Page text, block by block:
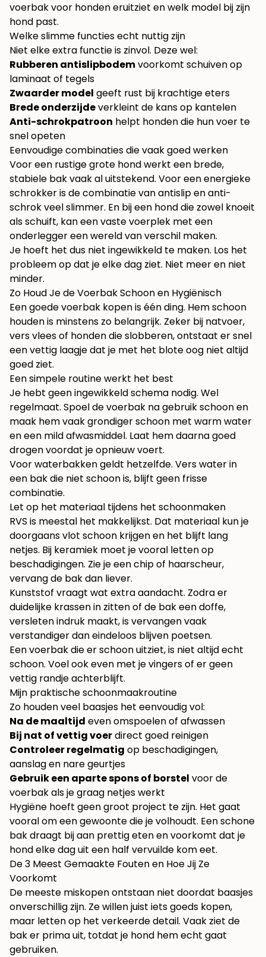
voerbak voor hondeneruitziet en welk model bij zijn
hond past.
Welke slimme functies echt nuttig zijn
Niet elke extra functie is zinvol. Deze wel:
Rubberen antislipbodemvoorkomt schuiven op
laminaat of tegels
Zwaarder model geeft rust bij krachtige eters
Brede onderzijdeverkleint de kans op kantelen
Anti-schrokpatroon helpt honden die hun voer te
snel opeten
Eenvoudige combinaties die vaak goed werken
Voor een rustige grote hond werkt een brede,
stabiele bak vaak al uitstekend. Voor een energieke
schrokker is de combinatie van antislip en anti-
schrok veel slimmer. En bij een hond die zowel knoeit
als schuift, kan een vaste voerplek met een
onderlegger een wereld van verschil maken.
Je hoeft het dus niet ingewikkeld te maken. Los het
probleem op dat je elke dag ziet. Niet meer en niet
minder.
Zo Houd Je de Voerbak Schoon en Hygiënisch
Een goede voerbak kopen is één ding. Hem schoon
houden is minstens zo belangrijk. Zeker bij natvoer,
vers vlees of honden die slobberen, ontstaat er snel
een vettig laagje dat je met het blote oog niet altijd
goed ziet.
Een simpele routine werkt het best
Je hebt geen ingewikkeld schema nodig. Wel
regelmaat. Spoel de voerbak na gebruik schoon en
maak hem vaak grondiger schoon met warm water
en een mild afwasmiddel. Laat hem daarna goed
drogen voordat je opnieuw voert.
Voor waterbakken geldt hetzelfde. Vers water in
een bak die niet schoon is, blijft geen frisse
combinatie.
Let op het materiaal tijdens het schoonmaken
RVS is meestal het makkelijkst. Dat materiaal kun je
doorgaans vlot schoon krijgen en het blijft lang
netjes. Bij keramiek moet je vooral letten op
beschadigingen. Zie je een chip of haarscheur,
vervang de bak dan liever.
Kunststof vraagt wat extra aandacht. Zodra er
duidelijke krassen in zitten of de bak een doffe,
versleten indruk maakt, is vervangen vaak
verstandiger dan eindeloos blijven poetsen.
Een voerbak die er schoon uitziet, is niet altijd echt
schoon. Voel ook even met je vingers of er geen
vettig randje achterblijft.
Mijn praktische schoonmaakroutine
Zo houden veel baasjes het eenvoudig vol:
Na de maaltijd even omspoelen of afwassen
Bij nat of vettig voerdirect goed reinigen
Controleer regelmatig op beschadigingen,
aanslag en nare geurtjes
Gebruik een aparte spons of borstel voor de
voerbak als je graag netjes werkt
Hygiëne hoeft geen groot project te zijn. Het gaat
vooral om een gewoonte die je volhoudt. Een schone
bak draagt bij aan prettig eten en voorkomt dat je
hond elke dag uit een half vervuilde kom eet.
De 3 Meest Gemaakte Fouten en Hoe Jij Ze
Voorkomt
De meeste miskopen ontstaan niet doordat baasjes
onverschillig zijn. Ze willen juist iets goeds kopen,
maar letten op het verkeerde detail. Vaak ziet de
bak er prima uit, totdat je hond hem echt gaat
gebruiken.